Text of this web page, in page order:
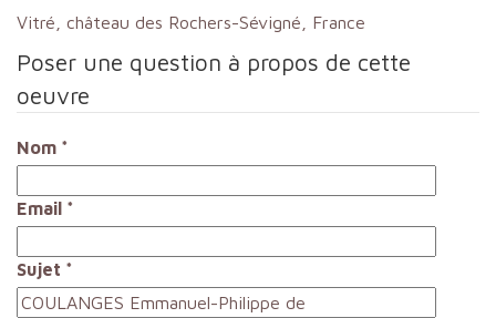
Vitré, château des Rochers-Sévigné, France
Poser une question à propos de cette
oeuvre
Nom *
Email *
Sujet *